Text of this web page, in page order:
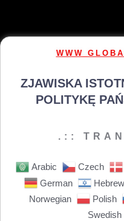
WWW
ZJAWISKA
POLITYKĘ
.::
Arabic Czech
German
Hebrew
Norwegian
Polish
Swedish